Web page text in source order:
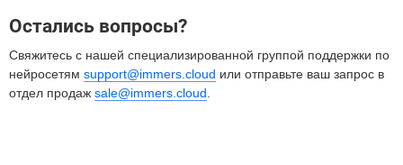
Остались вопросы?
Свяжитесь с нашей специализированной группой поддержки по
нейросетям support@immers.cloud или отправьте ваш запрос в
отдел продаж sale@immers.cloud